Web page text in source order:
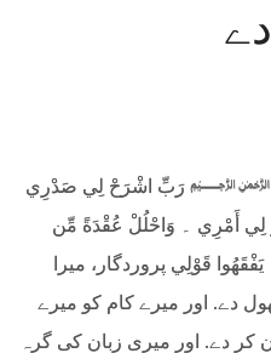
اشْرَحْ لِي صَدْرِي
لِي أَمْرِي ۔ وَاحْلُلْ عُقْدَةً مِّن
قَوْلِي پروردگار، میرا
دے. اور میرے کام کو میرے
کر دے. اور میری زبان کی گرہ